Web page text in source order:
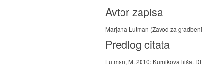
Avtor zapisa
Marjana Lutman (Zavod za
Predlog citata
Lutman, M. 2010: Kurnikova hiša.